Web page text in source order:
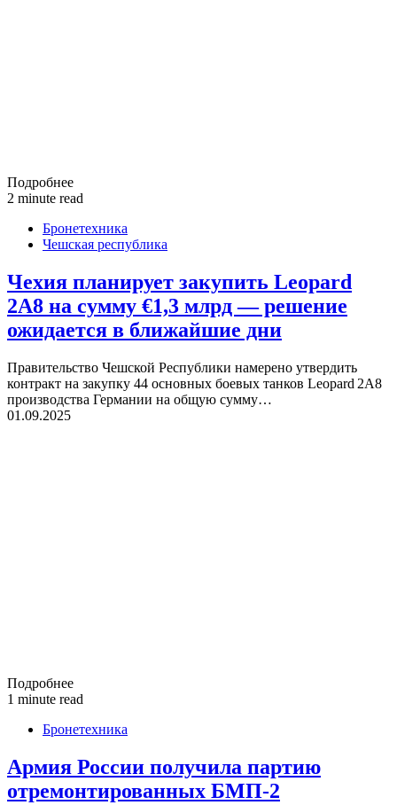
Подробнее
2 minute read
Бронетехника
Чешская республика
Чехия планирует закупить Leopard
2A8 на сумму €1,3 млрд — решение
ожидается в ближайшие дни
Правительство Чешской Республики намерено утвердить
контракт на закупку 44 основных боевых танков Leopard 2A8
производства Германии на общую сумму…
01.09.2025
Подробнее
1 minute read
Бронетехника
Армия России получила партию
отремонтированных БМП-2